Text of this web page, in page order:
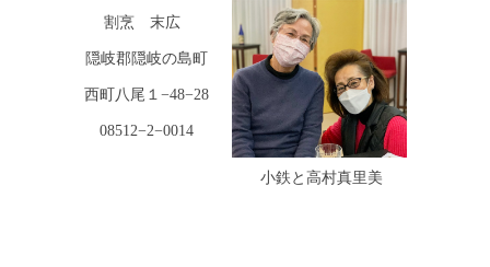
割烹 末広
隠岐郡隠岐の島町
西町八尾１−48−28
08512−2−0014
小鉄と高村真里美